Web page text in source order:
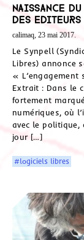
Naissance
des
calimaq, 23 mai 2017.
Le Synpell
Libres) annonce
« L’engagement
Extrait : Dans le
fortement
numériques, où
avec le politique,
jour […]
#logiciels libres